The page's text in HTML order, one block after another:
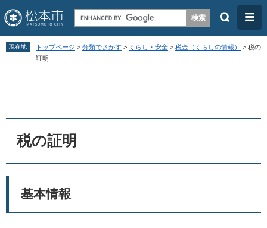
ペ
す
。
メ
し
て
文
検
メ
ニ
ュ
現在地 トップページ > 分類でさがす > くらし・安全 > 税金（くらしの情報） > 税の
証明
税の証明
基本情報